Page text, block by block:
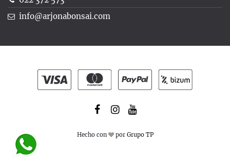
info@arjonabonsai.com
Hecho con por Grupo TP